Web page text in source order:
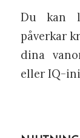
Du kan
påverkar
dina
eller IQ-